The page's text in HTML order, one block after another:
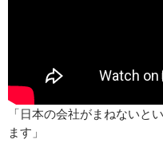
「日本の会社がまねないと
ます」